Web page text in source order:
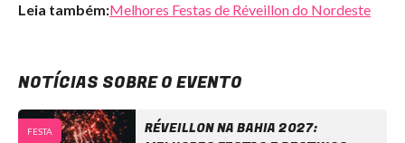
Leia também:Melhores Festas de Réveillon do Nordeste
NOTÍCIAS SOBRE O EVENTO
FESTA
RÉVEILLON NA BAHIA 2027: